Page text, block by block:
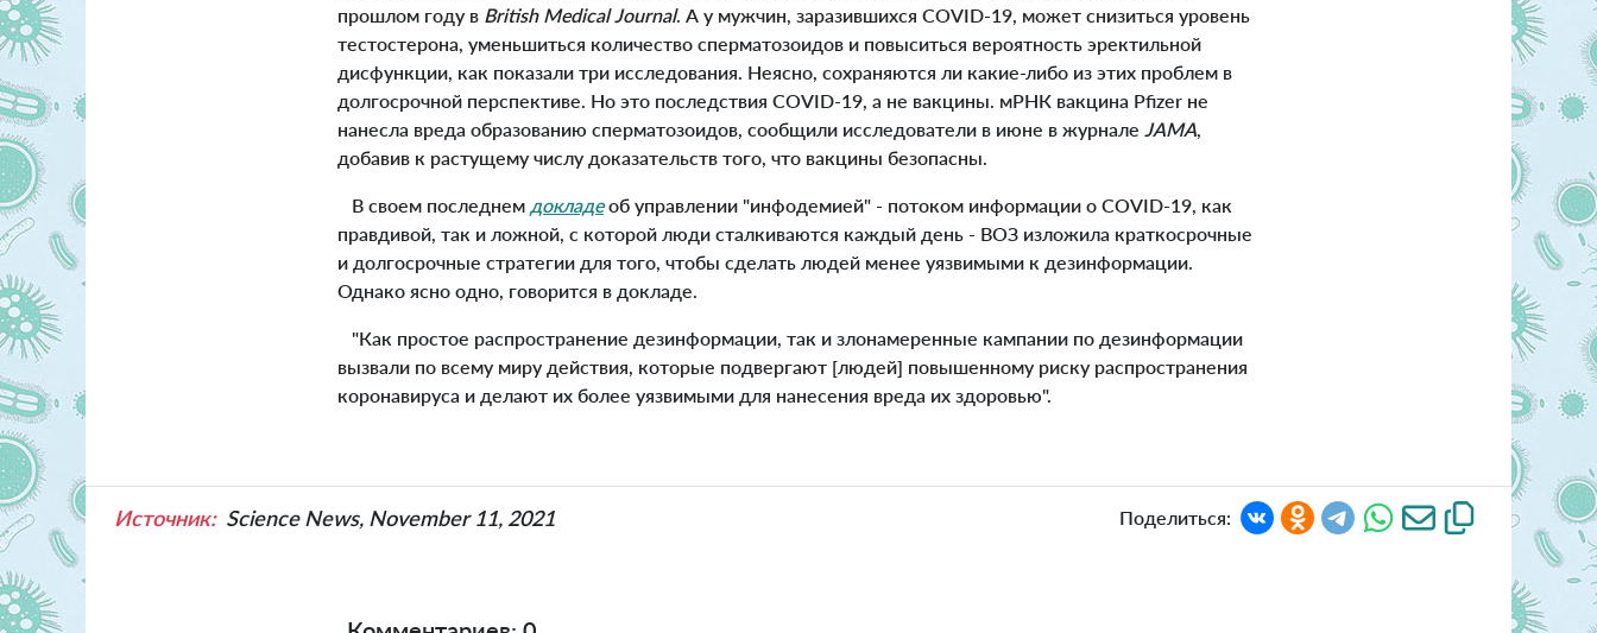
прошлом году в British Medical Journal. А у мужчин, заразившихся COVID-19, может снизиться уровень
тестостерона, уменьшиться количество сперматозоидов и повыситься вероятность эректильной
дисфункции, как показали три исследования. Неясно, сохраняются ли какие-либо из этих проблем в
долгосрочной перспективе. Но это последствия COVID-19, а не вакцины. мРНК вакцина Pfizer не
нанесла вреда образованию сперматозоидов, сообщили исследователи в июне в журнале JAMA,
добавив к растущему числу доказательств того, что вакцины безопасны.
В своем последнем докладеоб управлении "инфодемией" - потоком информации о COVID-19, как
правдивой, так и ложной, с которой люди сталкиваются каждый день - ВОЗ изложила краткосрочные
и долгосрочные стратегии для того, чтобы сделать людей менее уязвимыми к дезинформации.
Однако ясно одно, говорится в докладе.
"Как простое распространение дезинформации, так и злонамеренные кампании по дезинформации
вызвали по всему миру действия, которые подвергают [людей] повышенному риску распространения
коронавируса и делают их более уязвимыми для нанесения вреда их здоровью".
Источник: Science News, November 11, 2021 Поделиться: